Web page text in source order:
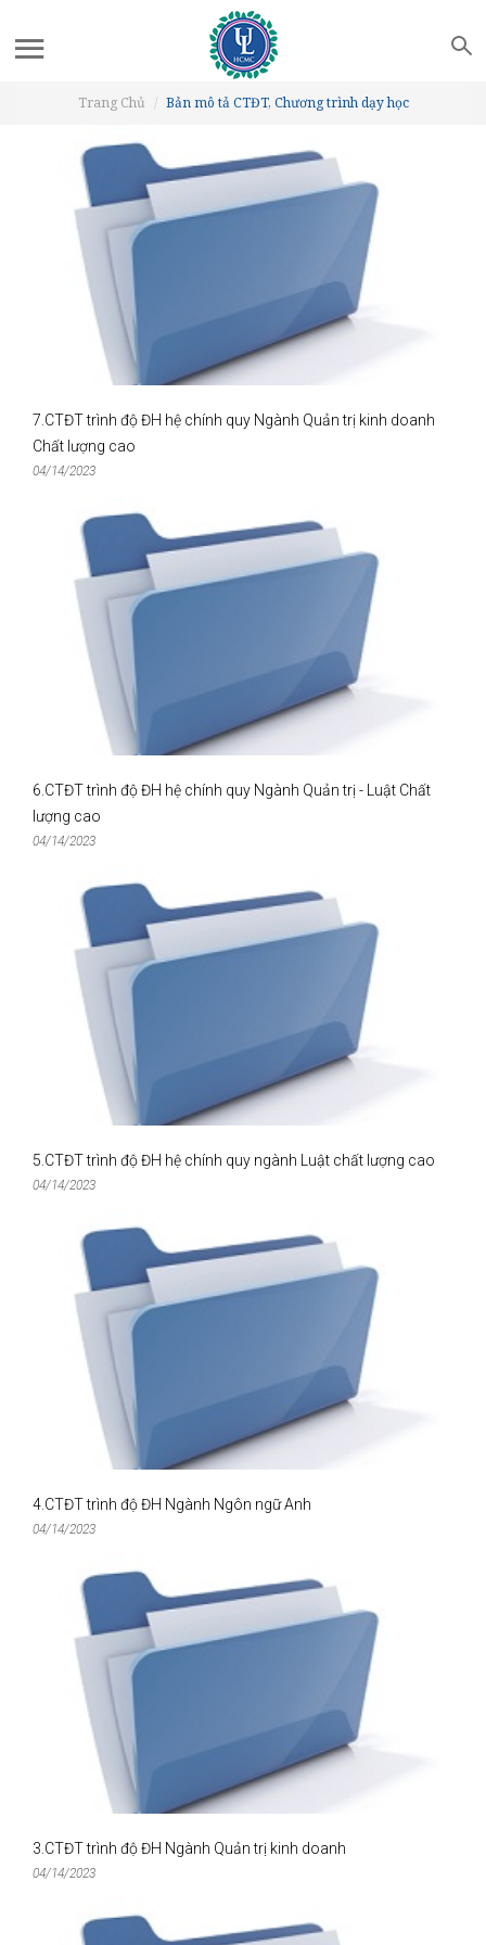
Trang Chủ Bản mô tả CTĐT, Chương trình dạy học
7.CTĐT trình độ ĐH hệ chính quy Ngành Quản trị kinh doanh
Chất lượng cao
04/14/2023
6.CTĐT trình độ ĐH hệ chính quy Ngành Quản trị - Luật Chất
lượng cao
04/14/2023
5.CTĐT trình độ ĐH hệ chính quy ngành Luật chất lượng cao
04/14/2023
4.CTĐT trình độ ĐH Ngành Ngôn ngữ Anh
04/14/2023
3.CTĐT trình độ ĐH Ngành Quản trị kinh doanh
04/14/2023